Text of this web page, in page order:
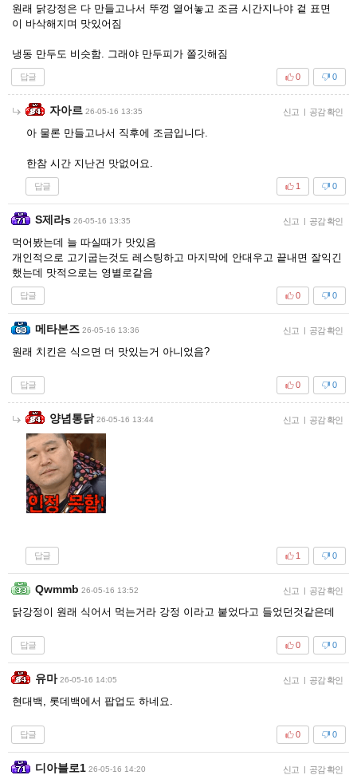
원래 닭강정은 다 만들고나서 뚜껑 열어놓고 조금 시간지나야 겉 표면
이 바삭해지며 맛있어짐
냉동 만두도 비슷함. 그래야 만두피가 쫄깃해짐
답글 0
0
자아르 26-05-16 13:35 신고 | 공감 확인
아 물론 만들고나서 직후에 조금입니다.
한참 시간 지난건 맛없어요.
답글 0
1
S제라s 26-05-16 13:35 신고 | 공감 확인
먹어봤는데 늘 따실때가 맛있음
개인적으로 고기굽는것도 레스팅하고 마지막에 안대우고 끝내면 잘익긴
했는데 맛적으로는 영별로같음
답글 0
0
메타본즈 26-05-16 13:36 신고 | 공감 확인
원래 치킨은 식으면 더 맛있는거 아니었음?
답글 0
0
양념통닭 26-05-16 13:44 신고 | 공감 확인
답글 0
1
Qwmmb 26-05-16 13:52 신고 | 공감 확인
닭강정이 원래 식어서 먹는거라 강정 이라고 붙었다고 들었던것같은데
답글 0
0
유마 26-05-16 14:05 신고 | 공감 확인
현대백, 롯데백에서 팝업도 하네요.
답글 0
0
디아블로1 26-05-16 14:20 신고 | 공감 확인